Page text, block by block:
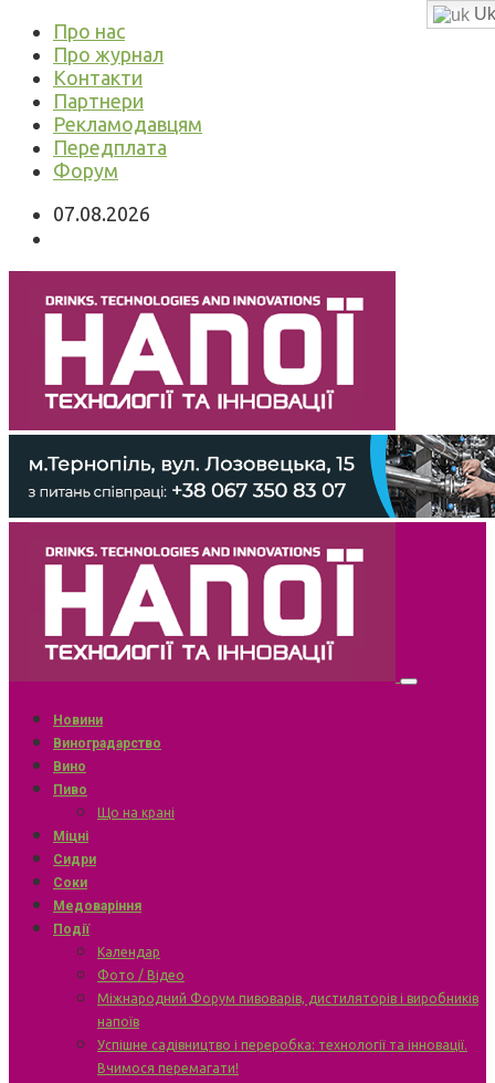
Про нас
Про журнал
Контакти
Партнери
Рекламодавцям
Передплата
Форум
07.08.2026
Новини
Виноградарство
Вино
Пиво
Що на крані
Міцні
Сидри
Соки
Медоваріння
Події
Календар
Фото / Відео
Міжнародний Форум пивоварів, дистиляторів і виробників
напоїв
Успішне садівництво і переробка: технології та інновації.
Вчимося перемагати!